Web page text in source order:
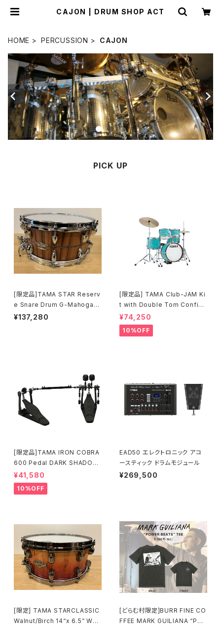
CAJON | DRUM SHOP ACT
HOME PERCUSSION CAJON
PICK UP
[限定品]TAMA STAR Reserv
e Snare Drum G-Mahogany
TGHS1465S-SNT
¥137,280
[限定品] TAMA Club-JAM Ki
t with Double Tom Configu
ration アクア・ブルー (AQB) L
JK56S-AQB
¥74,250
10%OFF
[限定品]TAMA IRON COBRA
600 Pedal DARK SHADOW
Edition Twin Pedal HP600
DTWMB
¥41,580
10%OFF
EAD50 エレクトロニック アコ
ースティック ドラムモジュール
¥269,500
[限定] TAMA STARCLASSIC
Walnut/Birch 14“x 6.5” WBS
[どらむ村限定]BURR FINE CO
FFEE MARK GUILIANA “PO